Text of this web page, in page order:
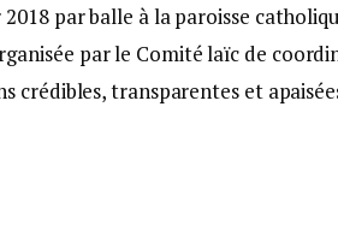
par balle à la paroisse
par le Comité laïc de
crédibles, transparentes et